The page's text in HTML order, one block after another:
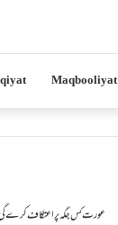
Maqbooliyat
عورت کس جگہ پر اعتکاف کرے